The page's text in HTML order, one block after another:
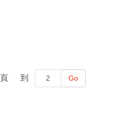
頁 到 Go